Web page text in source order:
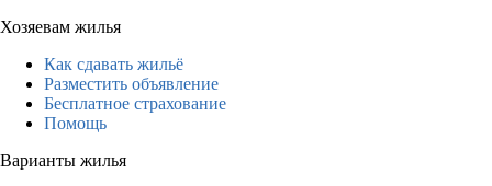
Хозяевам жилья
Как сдавать жильё
Разместить объявление
Бесплатное страхование
Помощь
Варианты жилья